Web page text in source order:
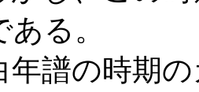
る。
譜の時期